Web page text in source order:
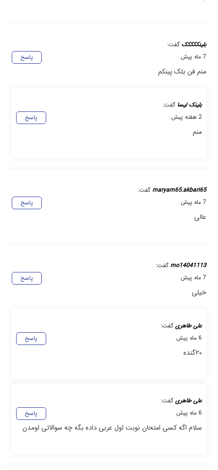
بلینککککک گفت:
پاسخ
7 ماه پیش
منم فن بلک پینکم
بلینک لیسا گفت:
پاسخ
2 هفته پیش
منم
maryam65.akbari65 گفت:
پاسخ
7 ماه پیش
عالی
mo14041113 گفت:
پاسخ
7 ماه پیش
خیلی
علی طاهری گفت:
پاسخ
6 ماه پیش
۲۰گنده
علی طاهری گفت:
پاسخ
6 ماه پیش
سلام اگه کسی امتحان نوبت اول عربی داده بگه چه سوالاتی اومدن